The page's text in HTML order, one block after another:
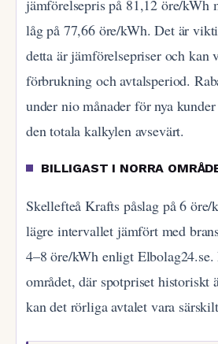
jämförelsepris på 81,12 öre/kWh
låg på 77,66 öre/kWh. Det är
detta är jämförelsepriser och kan
förbrukning och avtalsperiod.
under nio månader för nya
den totala kalkylen avsevärt.
BILLIGAST I NORRA
Skellefteå Krafts påslag på 6
lägre intervallet jämfört med
4–8 öre/kWh enligt
området, där spotpriset historiskt
kan det rörliga avtalet vara